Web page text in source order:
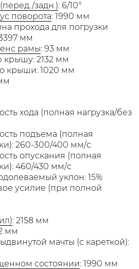
задн.): 6/10°
поворота: 1990 мм
прохода для погрузки
мм
рамы: 93 мм
крышу: 2132 мм
крыши: 1020 мм
хода (полная нагрузка/без
подъема (полная
260-300/400 мм/с
опускания (полная
460/430 мм/с
уклон: 15%
усилие (при полной
: 2158 мм
мм
мачты (с кареткой):
состоянии: 1990 мм